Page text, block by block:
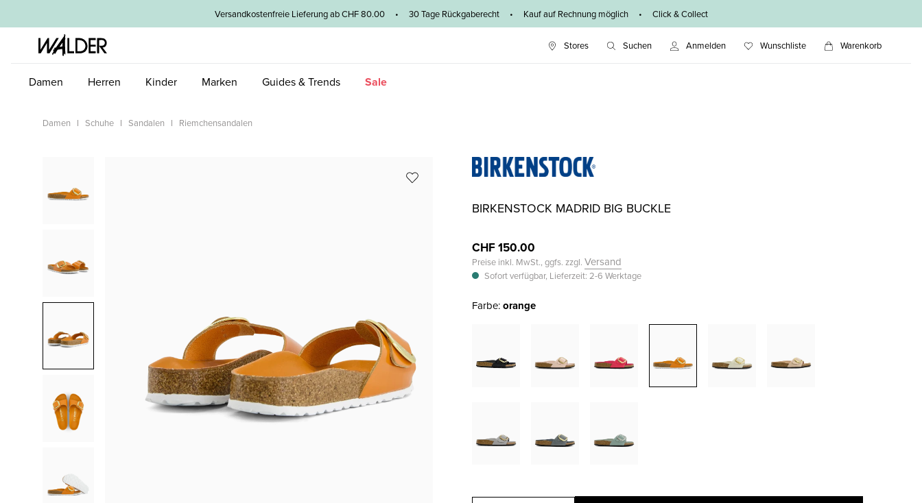
Versandkostenfreie Lieferung ab CHF 80.00 • 30 Tage Rückgaberecht • Kauf auf Rechnung möglich • Click & Collect
Stores Suchen Anmelden Wunschliste Warenkorb
Damen Herren Kinder Marken Guides & Trends Sale
Damen Schuhe Sandalen Riemchensandalen
BIRKENSTOCK MADRID BIG BUCKLE
CHF 150.00
Preise inkl. MwSt., ggfs. zzgl. Versand
Sofort verfügbar, Lieferzeit: 2-6 Werktage
Farbe:orange